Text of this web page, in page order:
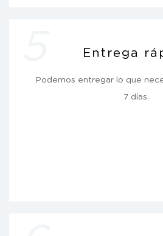
Entrega
Podemos entregar lo que
7 días.